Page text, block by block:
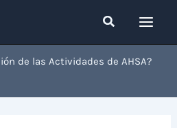
Buscar
de las Actividades de AHSA?